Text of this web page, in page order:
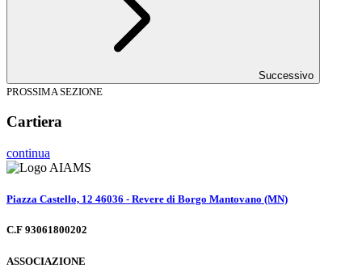
Successivo
PROSSIMA SEZIONE
Cartiera
continua
Piazza Castello, 12 46036 - Revere di Borgo Mantovano (MN)
C.F 93061800202
ASSOCIAZIONE